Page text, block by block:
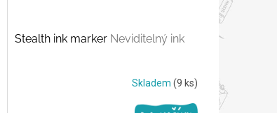
Stealth ink marker Neviditelný ink
Skladem (9 ks)